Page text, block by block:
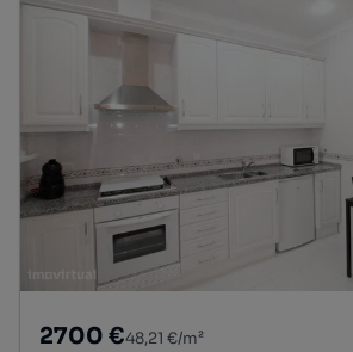
2700 €48,21 €/m²